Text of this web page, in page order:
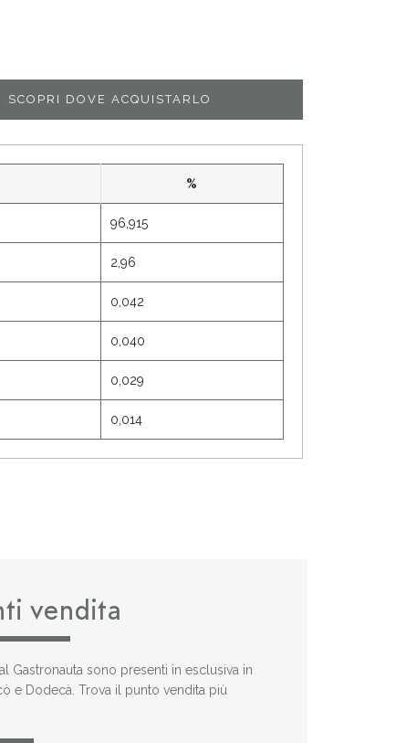
SCOPRI DOVE ACQUISTARLO
%
96,915
2,96
0,042
0,040
0,029
0,014
vendita
Gastronauta sono presenti in esclusiva in
e Dodecà. Trova il punto vendita più